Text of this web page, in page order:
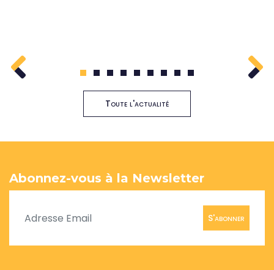
1 2 3 4 5 6 7 8 9
Toute l'actualité
Abonnez-vous à la Newsletter
S'abonner